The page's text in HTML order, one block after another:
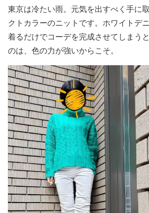
東京は冷たい雨。元気を出すべく手に
クトカラーのニットです。ホワイトデ
着るだけでコーデを完成させてしまう
のは、色の力が強いからこそ。